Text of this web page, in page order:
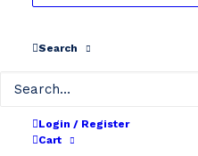
Search
Login / Register
Cart
BRINCKERS